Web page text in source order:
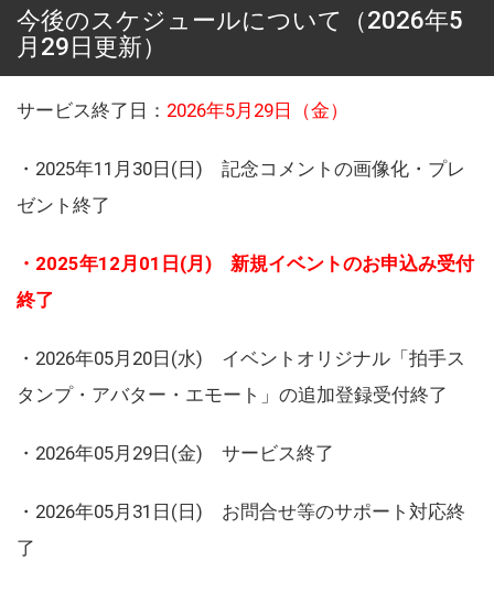
今後のスケジュールについて（2026年5
月29日更新）
サービス終了日： 2026年5月29日（金）
・2025年11月30日(日) 記念コメントの画像化・プレ
ゼント終了
・2025年12月01日(月) 新規イベントのお申込み受付
終了
・2026年05月20日(水) イベントオリジナル「拍手ス
タンプ・アバター・エモート」の追加登録受付終了
・2026年05月29日(金) サービス終了
・2026年05月31日(日) お問合せ等のサポート対応終
了